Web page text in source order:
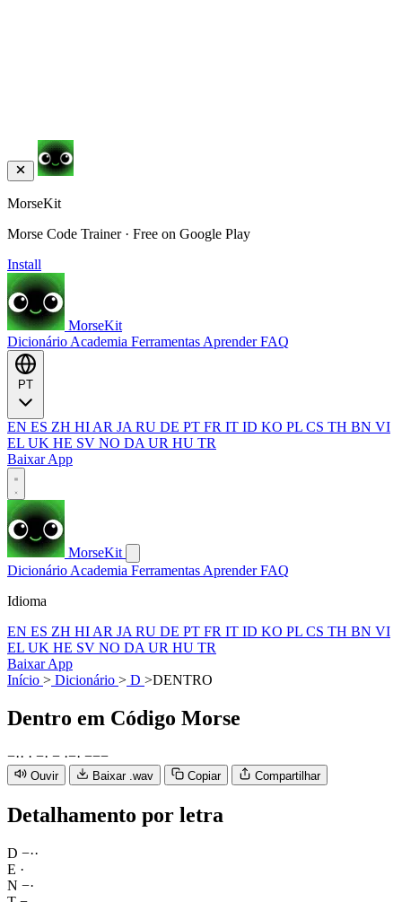
MorseKit
Morse Code Trainer · Free on Google Play
Install
MorseKit
Dicionário Academia Ferramentas AprenderFAQ
EN ES ZH HI AR JA RU DE PT FR IT ID KO PL CS TH BN VI
EL UK HE SV NO DA UR HU TR
Baixar App
MorseKit
Dicionário Academia Ferramentas AprenderFAQ
Idioma
EN ES ZH HI AR JA RU DE PT FR IT ID KO PL CS TH BN VI
EL UK HE SV NO DA UR HU TR
Baixar App
Início > Dicionário > D >DENTRO
Dentro em Código Morse
−·· · −· − ·−· −−−
Ouvir Baixar .wav Copiar Compartilhar
Detalhamento por letra
D −··
E ·
N −·